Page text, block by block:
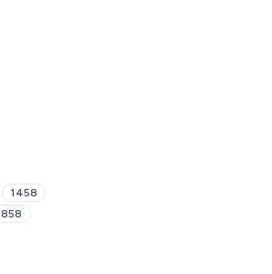
1458
858